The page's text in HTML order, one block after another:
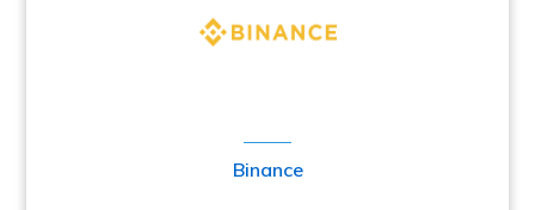
Binance